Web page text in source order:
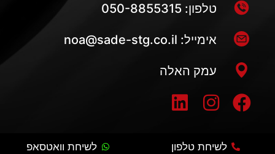
טלפון: 050-8855315
אימייל: noa@sade-stg.co.il
עמק האלה
לשיחת טלפון לשיחת וואטסאפ